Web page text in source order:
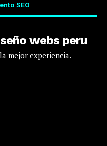
SEO
webs peru
mejor experiencia.